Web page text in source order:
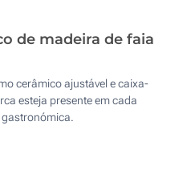
de madeira de faia
cerâmico ajustável e caixa-
esteja presente em cada